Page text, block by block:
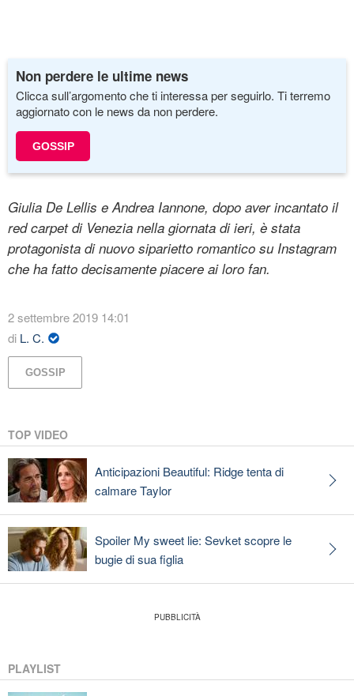
Non perdere le ultime news
Clicca sull’argomento che ti interessa per seguirlo. Ti terremo
aggiornato con le news da non perdere.
GOSSIP
Giulia De Lellis e Andrea Iannone, dopo aver incantato il
red carpet di Venezia nella giornata di ieri, è stata
protagonista di nuovo siparietto romantico su Instagram
che ha fatto decisamente piacere ai loro fan.
2 settembre 2019 14:01
di L. C.
GOSSIP
TOP VIDEO
Anticipazioni Beautiful: Ridge tenta di
calmare Taylor
Spoiler My sweet lie: Sevket scopre le
bugie di sua figlia
PLAYLIST